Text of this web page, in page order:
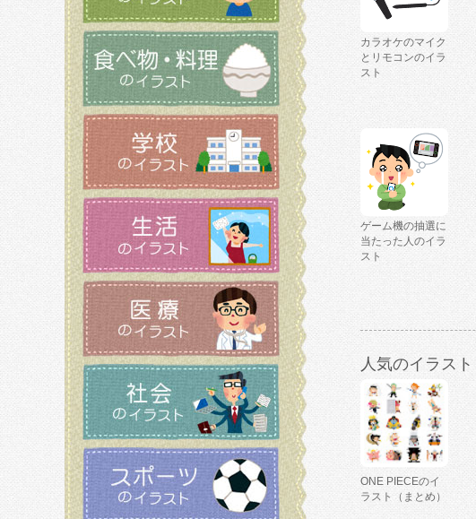
カラオケのマイク
とリモコンのイラ
スト
ゲーム機の抽選に
当たった人のイラ
スト
人気のイラスト
ONE PIECEのイ
ラスト（まとめ）